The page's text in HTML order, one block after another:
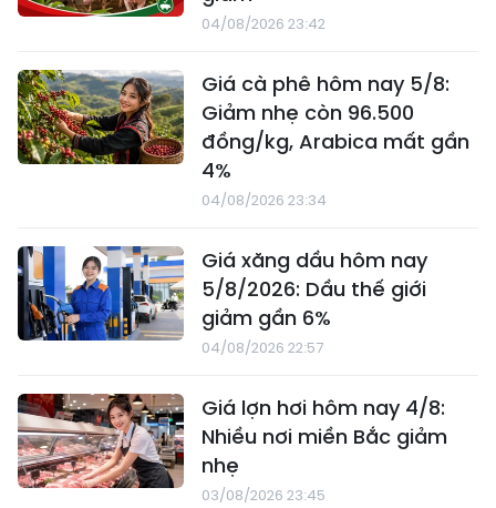
04/08/2026 23:42
Giá cà phê hôm nay 5/8:
Giảm nhẹ còn 96.500
đồng/kg, Arabica mất gần
4%
04/08/2026 23:34
Giá xăng dầu hôm nay
5/8/2026: Dầu thế giới
giảm gần 6%
04/08/2026 22:57
Giá lợn hơi hôm nay 4/8:
Nhiều nơi miền Bắc giảm
nhẹ
03/08/2026 23:45